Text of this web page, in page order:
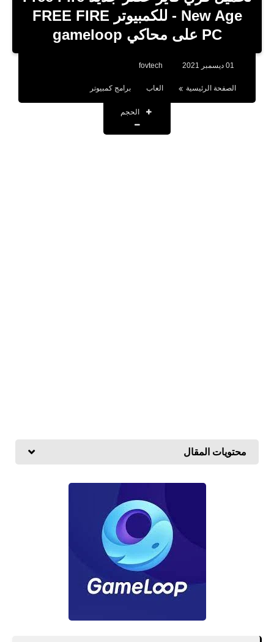
بلوجر
اخبار
برامج كمبيوتر
تطبيقات
- New Age للكمبيوتر FREE FIRE
PC على محاكي gameloop
fovtech
الصفحة الرئيسية العاب برامج كمبيوتر
الحجم
محتويات المقال